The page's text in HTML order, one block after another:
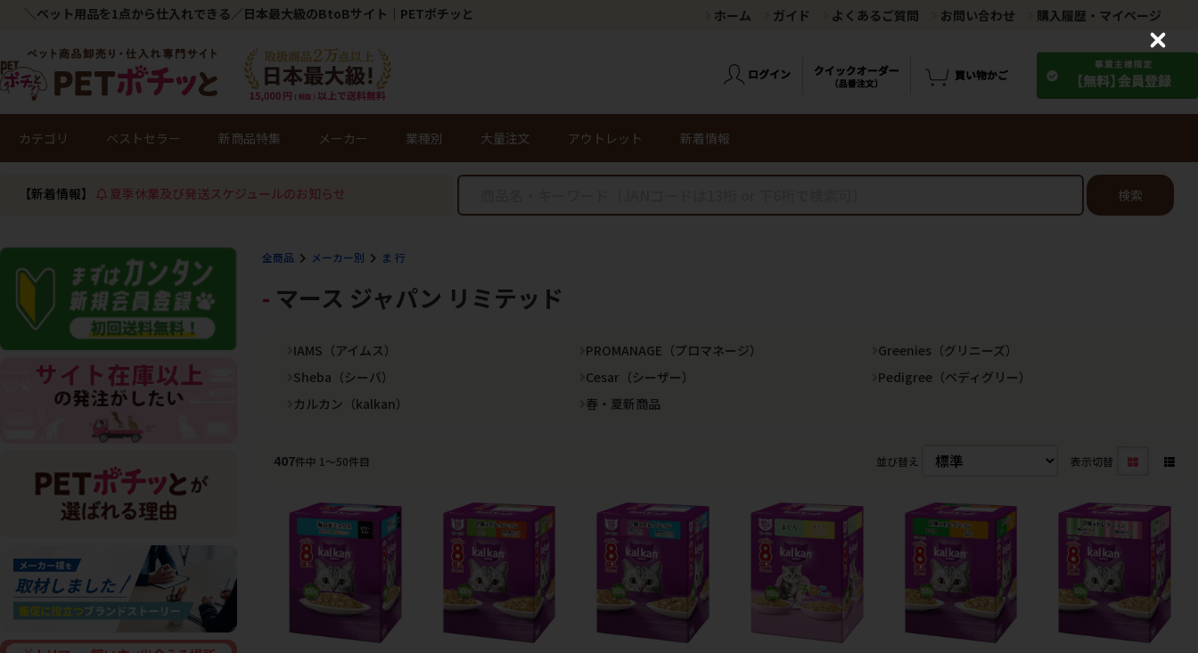
＼ペット用品を1点から仕入れできる／日本最大級のBtoBサイト｜PETポチッと ホーム ガイド よくあるご質問 お問い合わせ 購入履歴・マイページ
カテゴリ ベストセラー 新商品特集 メーカー 業種別 大量注文 アウトレット 新着情報
【新着情報】 夏季休業及び発送スケジュールのお知らせ 検索
全商品 メーカー別 ま 行
マース ジャパン リミテッド
IAMS（アイムス） PROMANAGE（プロマネージ）
Greenies（グリニーズ）
Sheba（シーバ）
Cesar（シーザー）
Pedigree（ペディグリー）
カルカン（kalkan）
春・夏新商品
407件中 1〜50件目 並び替え 表示切替
C
o
s
e